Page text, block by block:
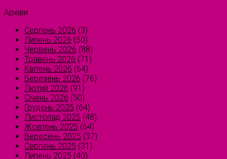
Архіви
Серпень 2026 (3)
Липень 2026 (50)
Червень 2026 (88)
Травень 2026 (71)
Квітень 2026 (64)
Березень 2026 (76)
Лютий 2026 (91)
Січень 2026 (50)
Грудень 2025 (64)
Листопад 2025 (48)
Жовтень 2025 (64)
Вересень 2025 (37)
Серпень 2025 (31)
Липень 2025 (40)